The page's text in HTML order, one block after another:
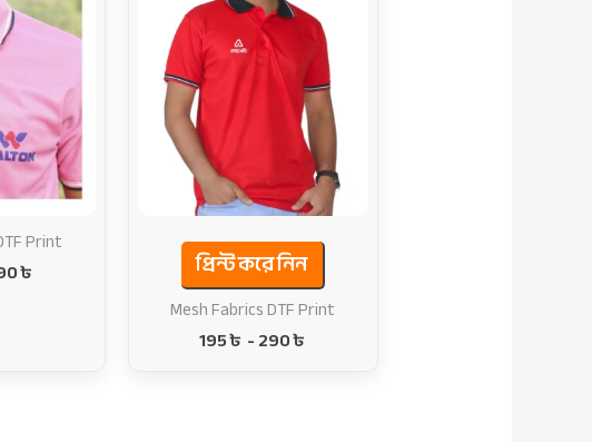
Print
৳ প্রিন্ট করে নিন
Mesh Fabrics DTF Print
195৳ -290৳